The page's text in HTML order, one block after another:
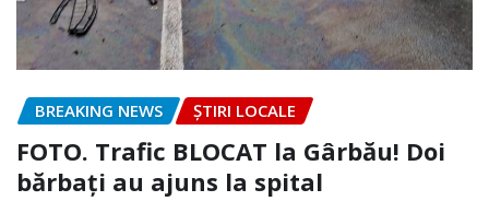
BREAKING NEWS ȘTIRI LOCALE
FOTO. Trafic BLOCAT la Gârbău! Doi
bărbați au ajuns la spital